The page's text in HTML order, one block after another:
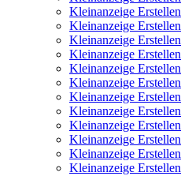
Kleinanzeige Erstellen
Kleinanzeige Erstellen
Kleinanzeige Erstellen
Kleinanzeige Erstellen
Kleinanzeige Erstellen
Kleinanzeige Erstellen
Kleinanzeige Erstellen
Kleinanzeige Erstellen
Kleinanzeige Erstellen
Kleinanzeige Erstellen
Kleinanzeige Erstellen
Kleinanzeige Erstellen